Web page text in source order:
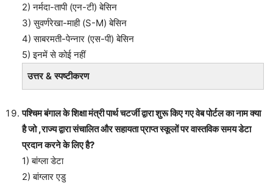
2) नर्मदा-तापी (एन-टी) बेसिन
3) सुवर्णरेखा-माही (S-M) बेसिन
4) साबरमती-पेन्नार (एस-पी) बेसिन
5) इनमें से कोई नहीं
उत्तर & स्पष्टीकरण
पश्चिम बंगाल के शिक्षा मंत्री पार्थ चटर्जी द्वारा शुरू किए गए वेब पोर्टल का नाम क्या
है जो ,राज्य द्वारा संचालित और सहायता प्राप्त स्कूलों पर वास्तविक समय डेटा
प्रदान करने के लिए है?
1) बांग्ला डेटा
2) बांग्लार एडु